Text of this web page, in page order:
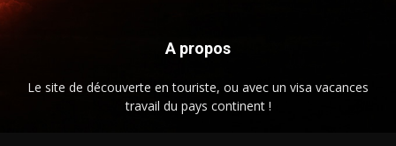
A propos
Le site de découverte en touriste, ou avec un visa vacances
travail du pays continent !